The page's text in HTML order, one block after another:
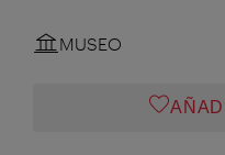
MUSEO